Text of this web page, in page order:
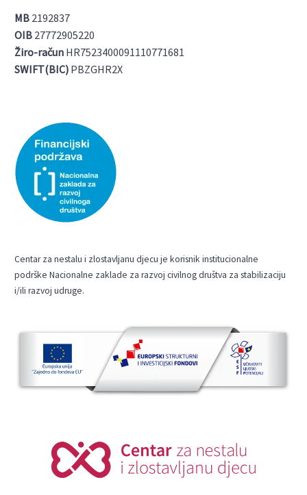
MB 2192837
OIB 27772905220
Žiro-račun HR7523400091110771681
SWIFT(BIC) PBZGHR2X
Centar za nestalu i zlostavljanu djecu je korisnik institucionalne
podrške Nacionalne zaklade za razvoj civilnog društva za stabilizaciju
i/ili razvoj udruge.